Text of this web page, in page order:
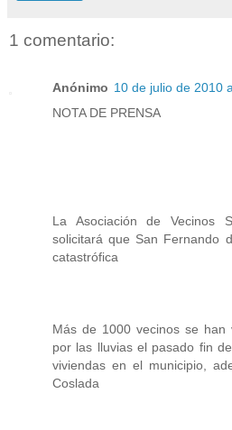
1 comentario:
Anónimo 10 de julio de 2010
NOTA DE PRENSA
La Asociación de Vecinos
solicitará que San Fernando
catastrófica
Más de 1000 vecinos se han
por las lluvias el pasado fin
viviendas en el municipio,
Coslada